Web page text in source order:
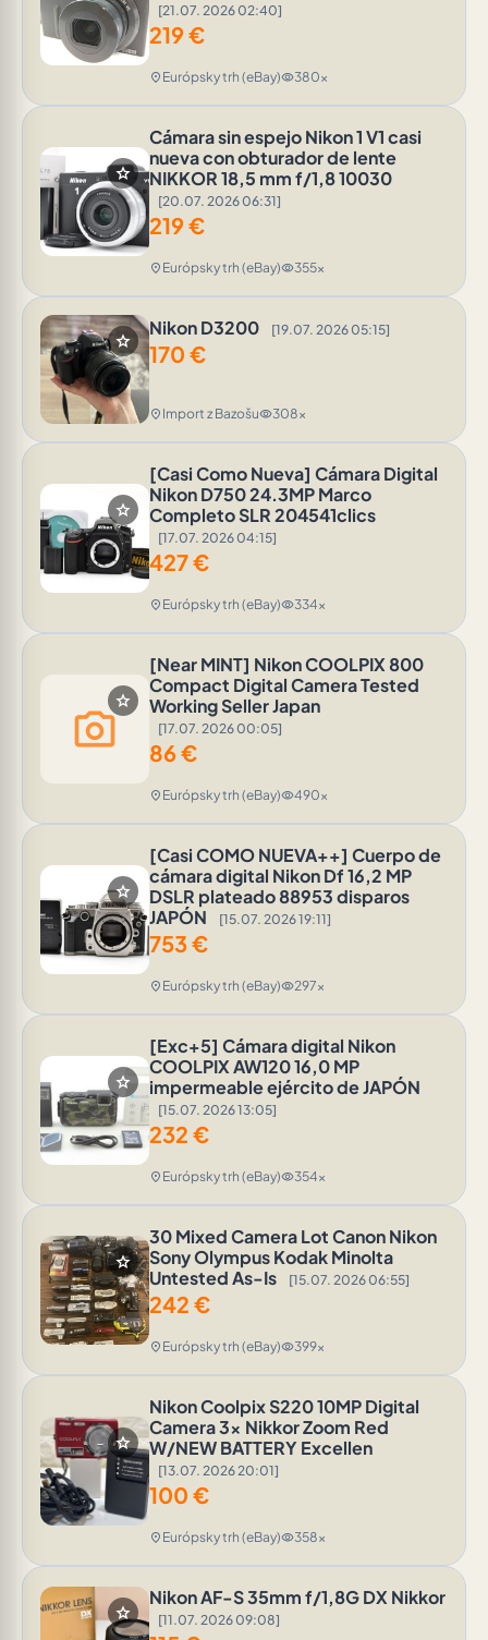
[21.07. 2026 02:40]
219€
location_on Európsky trh (eBay)visibility380x
star
Cámara sin espejo Nikon 1 V1 casi
nueva con obturador de lente
NIKKOR 18,5 mm f/1,8 10030
[20.07. 2026 06:31]
219€
location_on Európsky trh (eBay)visibility355x
star
Nikon D3200 [19.07. 2026 05:15]
170 €
location_on Import z Bazošuvisibility308x
star
[Casi Como Nueva] Cámara Digital
Nikon D750 24.3MP Marco
Completo SLR 204541clics
[17.07. 2026 04:15]
427€
location_on Európsky trh (eBay)visibility334x
star
photo_camera
[Near MINT] Nikon COOLPIX 800
Compact Digital Camera Tested
Working Seller Japan
[17.07. 2026 00:05]
86€
location_on Európsky trh (eBay)visibility490x
star
[Casi COMO NUEVA++] Cuerpo de
cámara digital Nikon Df 16,2 MP
DSLR plateado 88953 disparos
JAPÓN
[15.07. 2026 19:11]
753€
location_on Európsky trh (eBay)visibility297x
star
[Exc+5] Cámara digital Nikon
COOLPIX AW120 16,0 MP
impermeable ejército de JAPÓN
[15.07. 2026 13:05]
232 €
location_on Európsky trh (eBay)visibility354x
star
30 Mixed Camera Lot Canon Nikon
Sony Olympus Kodak Minolta
Untested As-Is
[15.07. 2026 06:55]
242 €
location_on Európsky trh (eBay)visibility399x
star
Nikon Coolpix S220 10MP Digital
Camera 3x Nikkor Zoom Red
W/NEW BATTERY Excellen
[13.07. 2026 20:01]
100 €
location_on Európsky trh (eBay)visibility358x
star
Nikon AF-S 35mm f/1,8G DX Nikkor
[11.07. 2026 09:08]